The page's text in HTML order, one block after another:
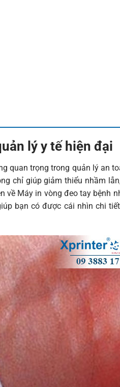
lý y tế hiện đại
quan trọng trong quản lý an
chỉ giúp giảm thiểu nhầm
về Máy in vòng đeo tay bệnh
bạn có được cái nhìn chi